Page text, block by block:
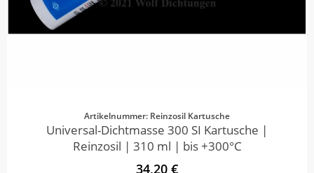
Artikelnummer: Reinzosil Kartusche
Universal-Dichtmasse 300 SI Kartusche |
Reinzosil | 310 ml | bis +300°C
34,20 €